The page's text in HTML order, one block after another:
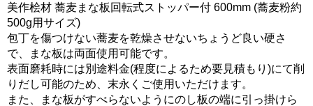
美作桧材 蕎麦まな板回転式ストッパー付 600mm (蕎麦粉約
500g用サイズ)
包丁を傷つけない蕎麦を乾燥させないちょうど良い硬さ
で、まな板は両面使用可能です。
表面磨耗時には別途料金(程度によるため要見積もり)にて削
りだし可能のため、末永くご使用いただけます。
また、まな板がすべらないようにのし板の端に引っ掛けら